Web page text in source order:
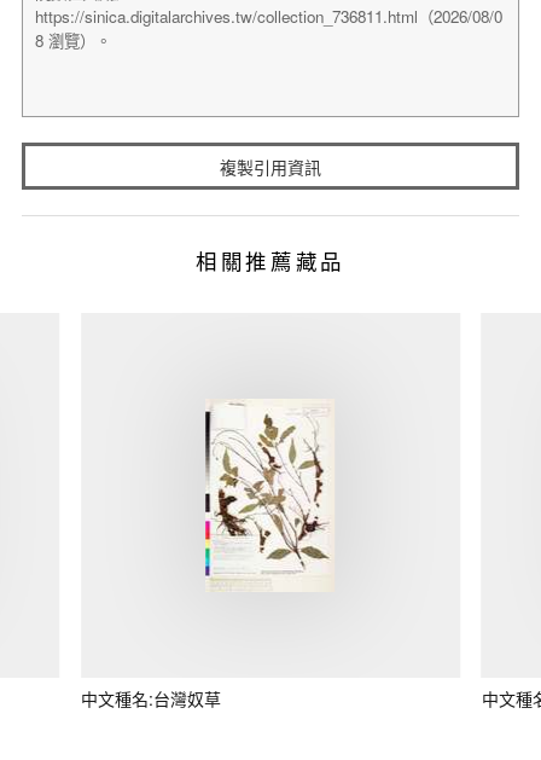
複製引用資訊
相關推薦藏品
中文種名:台灣奴草 中文種